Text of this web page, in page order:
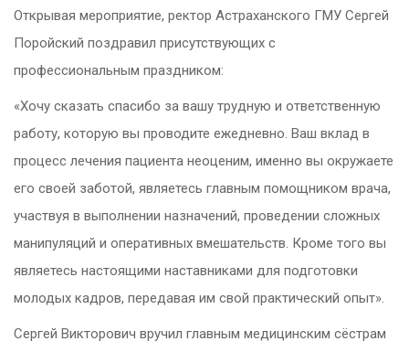
Открывая мероприятие, ректор Астраханского ГМУ Сергей
Поройский поздравил присутствующих с
профессиональным праздником:
«Хочу сказать спасибо за вашу трудную и ответственную
работу, которую вы проводите ежедневно. Ваш вклад в
процесс лечения пациента неоценим, именно вы окружаете
его своей заботой, являетесь главным помощником врача,
участвуя в выполнении назначений, проведении сложных
манипуляций и оперативных вмешательств. Кроме того вы
являетесь настоящими наставниками для подготовки
молодых кадров, передавая им свой практический опыт».
Сергей Викторович вручил главным медицинским сёстрам